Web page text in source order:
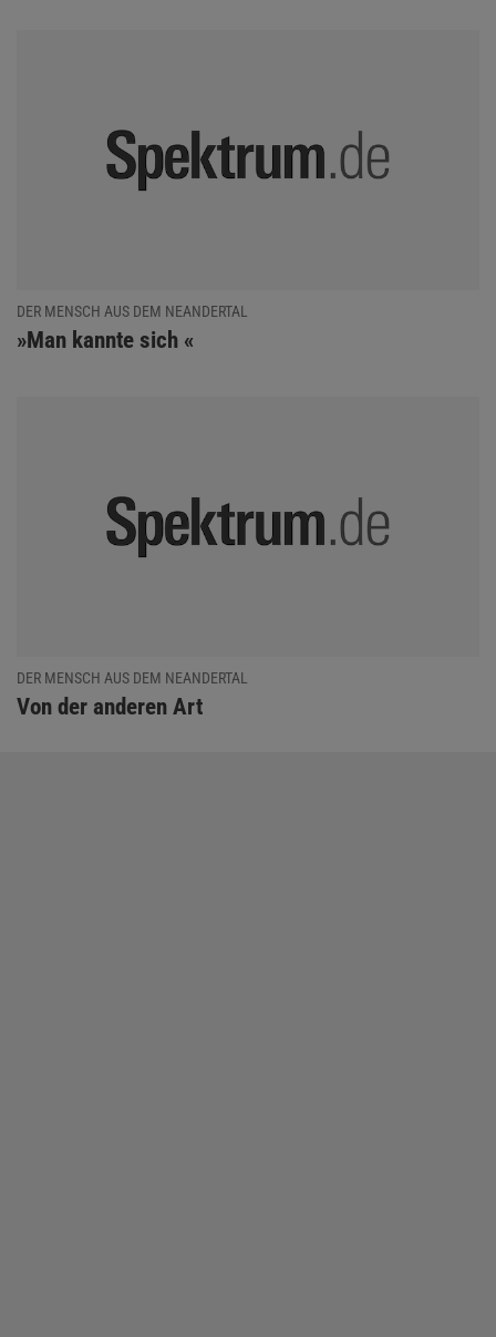
DER MENSCH AUS DEM NEANDERTAL
:
»Man kannte sich «
DER MENSCH AUS DEM NEANDERTAL
:
Von der anderen Art